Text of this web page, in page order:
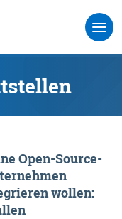
Open-Source-
wollen: